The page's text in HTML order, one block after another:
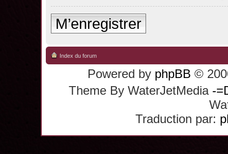
M’enregistrer
Index du forum
Powered by phpBB ©
Theme By WaterJetMedia -
Traduction par: